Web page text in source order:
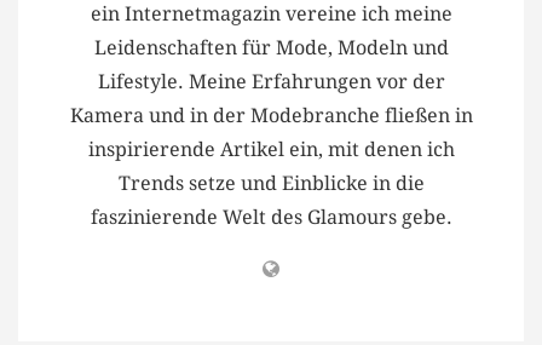
ein Internetmagazin vereine ich meine
Leidenschaften für Mode, Modeln und
Lifestyle. Meine Erfahrungen vor der
Kamera und in der Modebranche fließen in
inspirierende Artikel ein, mit denen ich
Trends setze und Einblicke in die
faszinierende Welt des Glamours gebe.